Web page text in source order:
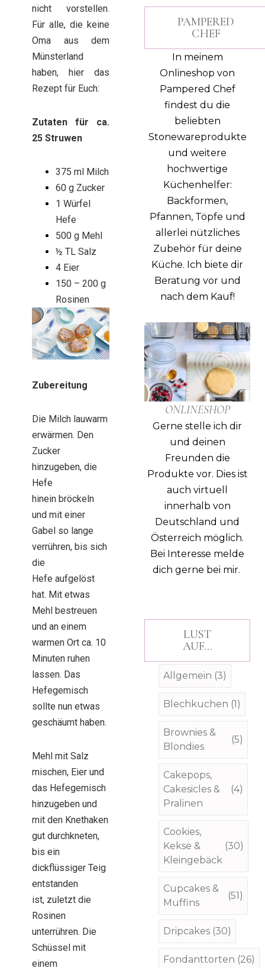
nicht vorstellen.
Für alle, die keine
Oma aus dem
Münsterland
haben, hier das
Rezept für Euch:
Zutaten für ca.
25 Struwen
375 ml Milch
60 g Zucker
1 Würfel
Hefe
500 g Mehl
½ TL Salz
4 Eier
150 – 200 g
Rosinen
Zubereitung
Die Milch lauwarm
erwärmen. Den
Zucker
hinzugeben, die
Hefe
hinein bröckeln
und mit einer
Gabel so lange
verrühren, bis sich
die
Hefe aufgelöst
hat. Mit etwas
Mehl bestreuen
und an einem
warmen Ort ca. 10
Minuten ruhen
lassen. Das
Hefegemisch
sollte nun etwas
geschäumt haben.
Mehl mit Salz
mischen, Eier und
das Hefegemisch
hinzugeben und
mit den Knethaken
gut durchkneten,
bis ein
dickflüssiger Teig
entstanden
ist, zuletzt die
Rosinen
unterrühren. Die
Schüssel mit
einem
PAMPERED
CHEF
In meinem
Onlineshop von
Pampered Chef
findest du die
beliebten
Stonewareprodukte
und weitere
hochwertige
Küchenhelfer:
Backformen,
Pfannen, Töpfe und
allerlei nützliches
Zubehör für deine
Küche. Ich biete dir
Beratung vor und
nach dem Kauf!
ONLINESHOP
Gerne stelle ich dir
und deinen
Freunden die
Produkte vor. Dies ist
auch virtuell
innerhalb von
Deutschland und
Österreich möglich.
Bei Interesse melde
dich gerne bei mir.
LUST
AUF...
Allgemein (3)
Blechkuchen (1)
Brownies &
Blondies
(5)
Cakepops,
Cakesicles &
Pralinen
(4)
Cookies,
Kekse &
Kleingebäck
(30)
Cupcakes &
Muffins
(51)
Dripcakes (30)
Fondanttorten (26)